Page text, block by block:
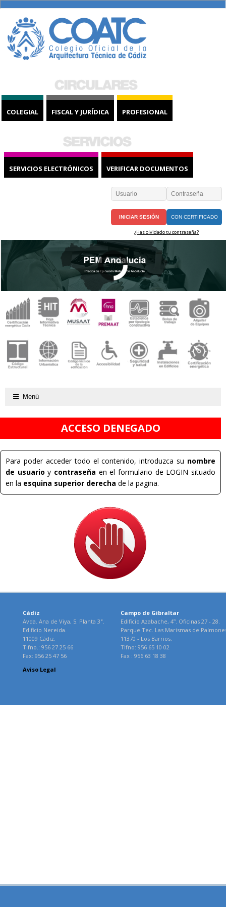
COLEGIAL FISCAL Y JURÍDICA PROFESIONAL
SERVICIOS ELECTRÓNICOS VERIFICAR DOCUMENTOS
CON CERTIFICADO
¿Has olvidado tu contraseña?
Menú
ACCESO DENEGADO
Para poder acceder todo el contenido, introduzca su nombre
de usuario y contraseña en el formulario de LOGIN situado
en la esquina superior derecha de la pagina.
Cádiz
Avda. Ana de Viya, 5. Planta 3ª.
Edificio Nereida.
11009 Cádiz.
Tlfno.: 956 27 25 66
Fax: 956 25 47 56
Campo de Gibraltar
Edificio Azabache, 4º. Oficinas 27 - 28.
Parque Tec. Las Marismas de
11370 - Los Barrios.
Tlfno: 956 65 10 02
Fax : 956 63 18 38
Aviso Legal